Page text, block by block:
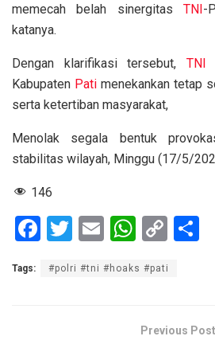
memecah belah sinergitasTNI-
katanya.
Dengan klarifikasi tersebut, TNI
Kabupaten Pati menekankan tetap
serta ketertiban masyarakat,
Menolak segala bentuk
stabilitas wilayah, Minggu (17/5/
146
F
ce
T
tt
E
ail
W
at
A
C
n
Tags: #polri #tni #hoaks #pati
Previous Post